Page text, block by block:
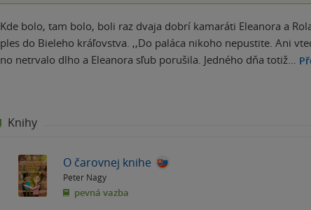
Kde bolo, tam bolo, boli raz dvaja dobrí kamaráti Eleanora a
ples do Bieleho kráľovstva. ,,Do paláca nikoho nepustite. Ani
no netrvalo dlho a Eleanora sľub porušila. Jedného dňa totiž…
Knihy
O čarovnej knihe
Peter Nagy
pevná vazba